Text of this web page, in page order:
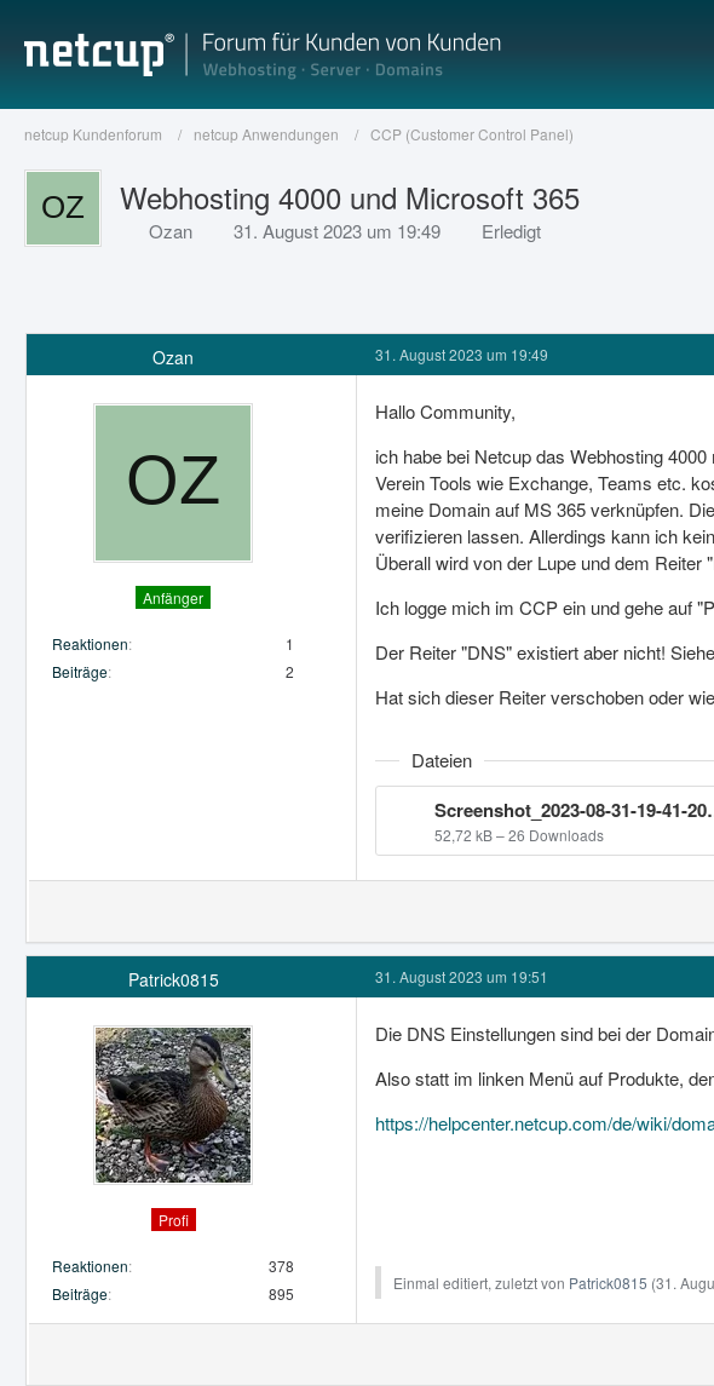
netcup Kundenforum netcup Anwendungen CCP (Customer Control Panel)
Webhosting 4000 und Microsoft 365
Ozan 31. August 2023 um 19:49 Erledigt
Ozan
Anfänger
Reaktionen
1
Beiträge
2
31. August 2023 um 19:49
Hallo Community,
ich habe bei Netcup das Webhosting
Verein Tools wie Exchange, Teams etc.
meine Domain auf MS 365 verknüpfen.
verifizieren lassen. Allerdings kann ich
Überall wird von der Lupe und dem
Ich logge mich im CCP ein und gehe auf
Der Reiter "DNS" existiert aber nicht!
Hat sich dieser Reiter verschoben oder
Dateien
52,72 kB – 26 Downloads
Patrick0815
Profi
Reaktionen
378
Beiträge
895
31. August 2023 um 19:51
Die DNS Einstellungen sind bei der
Also statt im linken Menü auf Produkte,
https://helpcenter.netcup.com/de/wiki/
Einmal editiert, zuletzt von Patrick0815 (31.